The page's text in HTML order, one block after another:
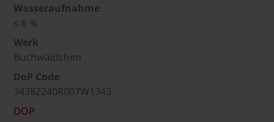
Wasseraufnahme
≤ 6 %
Werk
Buchwäldchen
DoP Code
34382240R007W1343
DOP